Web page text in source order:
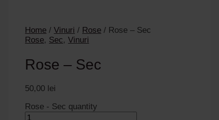
Home /Vinuri / Rose / Rose – Sec
Rose, Sec,Vinuri
Rose – Sec
50,00 lei
Rose - Sec quantity